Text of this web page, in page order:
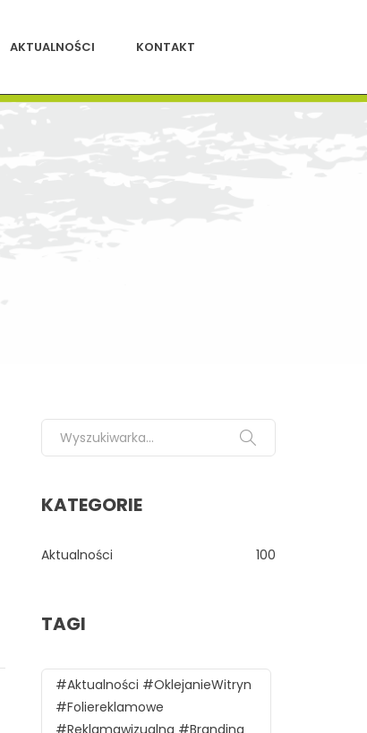
AKTUALNOŚCI KONTAKT
Search for:
KATEGORIE
Aktualności 100
TAGI
#aktualności #oklejanieWitryn
#foliereklamowe
#reklamawizualna #branding